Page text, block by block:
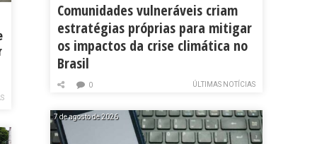
Comunidades vulneráveis criam
estratégias próprias para mitigar
os impactos da crise climática no
Brasil
ÚLTIMAS NOTÍCIAS
0
7 de agosto de 2026